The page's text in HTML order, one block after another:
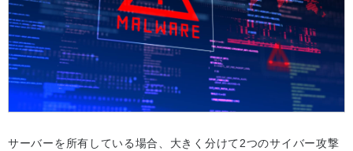
サーバーを所有している場合、大きく分けて2つのサイバー攻撃